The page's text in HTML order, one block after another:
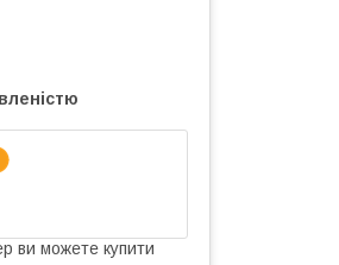
ви можете купити